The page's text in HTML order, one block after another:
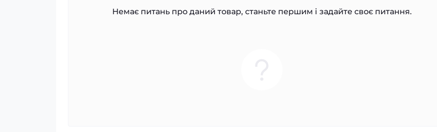
Немає питань про даний товар, станьте першим і задайте своє питання.